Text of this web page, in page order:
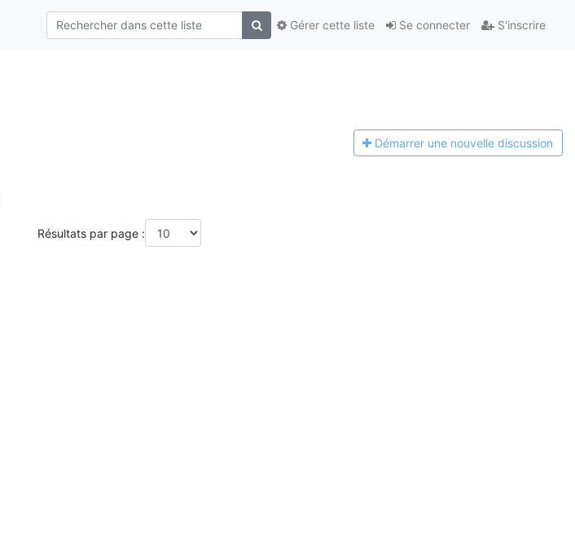
Se connecter S'inscrire
Gérer cette liste
Démarrer une nouvelle discussion
Résultats par page :